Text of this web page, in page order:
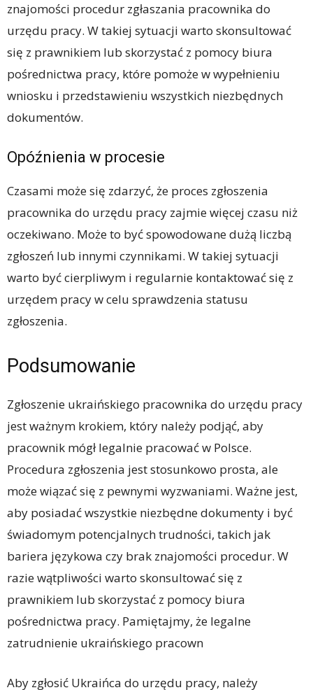
znajomości procedur zgłaszania pracownika do
urzędu pracy. W takiej sytuacji warto skonsultować
się z prawnikiem lub skorzystać z pomocy biura
pośrednictwa pracy, które pomoże w wypełnieniu
wniosku i przedstawieniu wszystkich niezbędnych
dokumentów.
Opóźnienia w procesie
Czasami może się zdarzyć, że proces zgłoszenia
pracownika do urzędu pracy zajmie więcej czasu niż
oczekiwano. Może to być spowodowane dużą liczbą
zgłoszeń lub innymi czynnikami. W takiej sytuacji
warto być cierpliwym i regularnie kontaktować się z
urzędem pracy w celu sprawdzenia statusu
zgłoszenia.
Podsumowanie
Zgłoszenie ukraińskiego pracownika do urzędu pracy
jest ważnym krokiem, który należy podjąć, aby
pracownik mógł legalnie pracować w Polsce.
Procedura zgłoszenia jest stosunkowo prosta, ale
może wiązać się z pewnymi wyzwaniami. Ważne jest,
aby posiadać wszystkie niezbędne dokumenty i być
świadomym potencjalnych trudności, takich jak
bariera językowa czy brak znajomości procedur. W
razie wątpliwości warto skonsultować się z
prawnikiem lub skorzystać z pomocy biura
pośrednictwa pracy. Pamiętajmy, że legalne
zatrudnienie ukraińskiego pracown
Aby zgłosić Ukraińca do urzędu pracy, należy